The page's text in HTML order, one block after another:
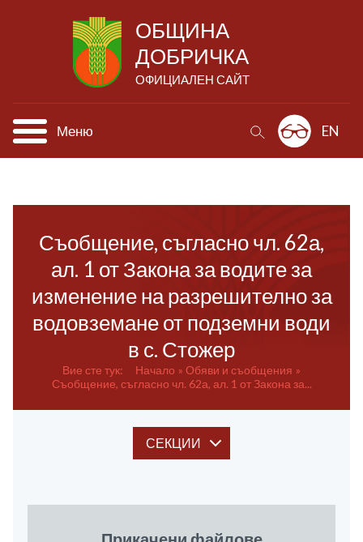
ОБЩИНА
ДОБРИЧКА
ОФИЦИАЛЕН САЙТ
Меню EN
Съобщение, съгласно чл. 62а,
ал. 1 от Закона за водите за
изменение на разрешително за
водовземане от подземни води
в с. Стожер
Вие сте тук: Начало
Обяви и съобщения
Съобщение, съгласно чл. 62а, ал. 1 от Закона за...
СЕКЦИИ